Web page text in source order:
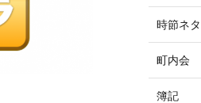
時節ネタ
町内会
簿記